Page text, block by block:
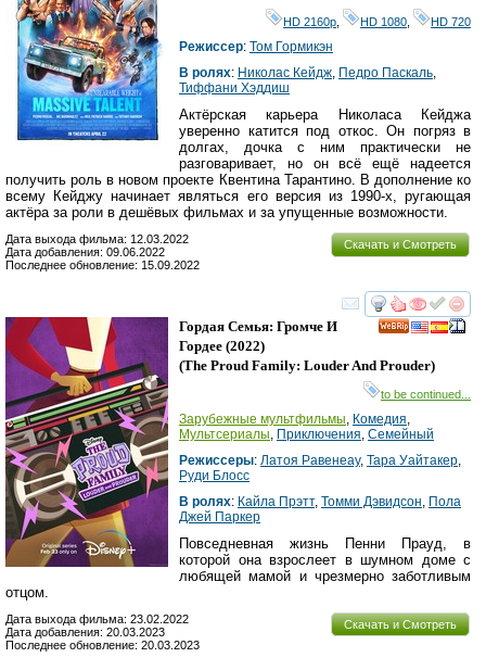
HD 2160р HD 1080 HD 720
Режиссер: Том Гормикэн
В ролях: Николас Кейдж, Педро Паскаль,
Тиффани Хэддиш
Актёрская карьера Николаса Кейджа
уверенно катится под откос. Он погряз в
долгах, дочка с ним практически не
разговаривает, но он всё ещё надеется
получить роль в новом проекте Квентина Тарантино. В дополнение ко
всему Кейджу начинает являться его версия из 1990-х, ругающая
актёра за роли в дешёвых фильмах и за упущенные возможности.
Скачать и Смотреть
Дата выхода фильма: 12.03.2022
Дата добавления: 09.06.2022
Последнее обновление: 15.09.2022
смотреть
Гордая Семья: Громче И
Гордее (2022)
(The Proud Family: Louder And Prouder)
to be continued...
Зарубежные мультфильмы, Комедия,
Мультсериалы, Приключения, Семейный
Режиссеры: Латоя Равенеау, Тара Уайтакер,
Руди Блосс
В ролях: Кайла Прэтт, Томми Дэвидсон, Пола
Джей Паркер
Повседневная жизнь Пенни Прауд, в
которой она взрослеет в шумном доме с
любящей мамой и чрезмерно заботливым
отцом.
Скачать и Смотреть
Дата выхода фильма: 23.02.2022
Дата добавления: 20.03.2023
Последнее обновление: 20.03.2023